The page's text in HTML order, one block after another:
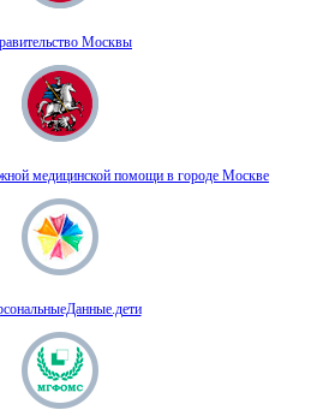
Москвы
медицинской помощи в городе Москве